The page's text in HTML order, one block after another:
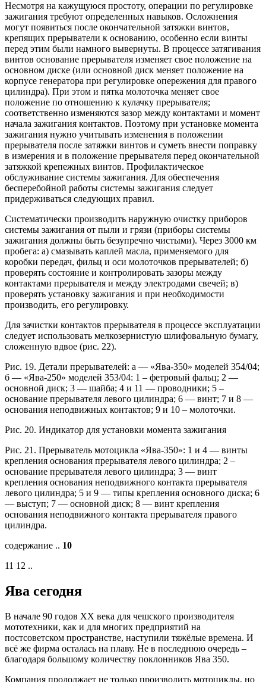
Несмотря на кажущуюся простоту, операции по регулировке
зажигания требуют определенных навыков. Осложнения
могут появиться после окончательной затяжки винтов,
крепящих прерыватели к основанию, особенно если винты
перед этим были намного вывернуты. В процессе затягивания
винтов основание прерывателя изменяет свое положение на
основном диске (или основной диск меняет положение на
корпусе генератора при регулировке опережения для правого
цилиндра). При этом и пятка молоточка меняет свое
положение по отношению к кулачку прерывателя;
соответственно изменяются зазор между контактами и момент
начала зажигания контактов. Поэтому при установке момента
зажигания нужно учитывать изменения в положении
прерывателя после затяжки винтов и суметь внести поправку
в измерения и в положение прерывателя перед окончательной
затяжкой крепежных винтов. Профилактическое
обслуживание системы зажигания. Для обеспечения
бесперебойной работы системы зажигания следует
придерживаться следующих правил.
Систематически производить наружную очистку приборов
системы зажигания от пыли и грязи (приборы системы
зажигания должны быть безупречно чистыми). Через 3000 км
пробега: а) смазывать каплей масла, применяемого для
коробки передач, фильц и оси молоточков прерывателей; б)
проверять состояние и контролировать зазоры между
контактами прерывателя и между электродами свечей; в)
проверять установку зажигания и при необходимости
производить, его регулировку.
Для зачистки контактов прерывателя в процессе эксплуатации
следует использовать мелкозернистую шлифовальную бумагу,
сложенную вдвое (рис. 22).
Рис. 19. Детали прерывателей: а — «Ява-350» моделей 354/04;
б — «Ява-250» моделей 353/04: 1 – фетровый фальц; 2 —
основной диск; 3 — шайба; 4 и 11 — проводники; 5 –
основание прерывателя левого цилиндра; 6 — винт; 7 и 8 —
основания неподвижных контактов; 9 и 10 – молоточки.
Рис. 20. Индикатор для установки момента зажигания
Рис. 21. Прерыватель мотоцикла «Ява-350»: 1 и 4 — винты
крепления основания прерывателя левого цилиндра; 2 –
основание прерывателя левого цилиндра; 3 — винт
крепления основания неподвижного контакта прерывателя
левого цилиндра; 5 и 9 — типы крепления основного диска; 6
— выступ; 7 — основной диск; 8 — винт крепления
основания неподвижного контакта прерывателя правого
цилиндра.
содержание .. 10
11 12 ..
Ява сегодня
В начале 90 годов XX века для чешского производителя
мототехники, как и для многих предприятий на
постсоветском пространстве, наступили тяжёлые времена. И
всё же фирма осталась на плаву. Не в последнюю очередь –
благодаря большому количеству поклонников Ява 350.
Компания продолжает не только производить мотоциклы, но